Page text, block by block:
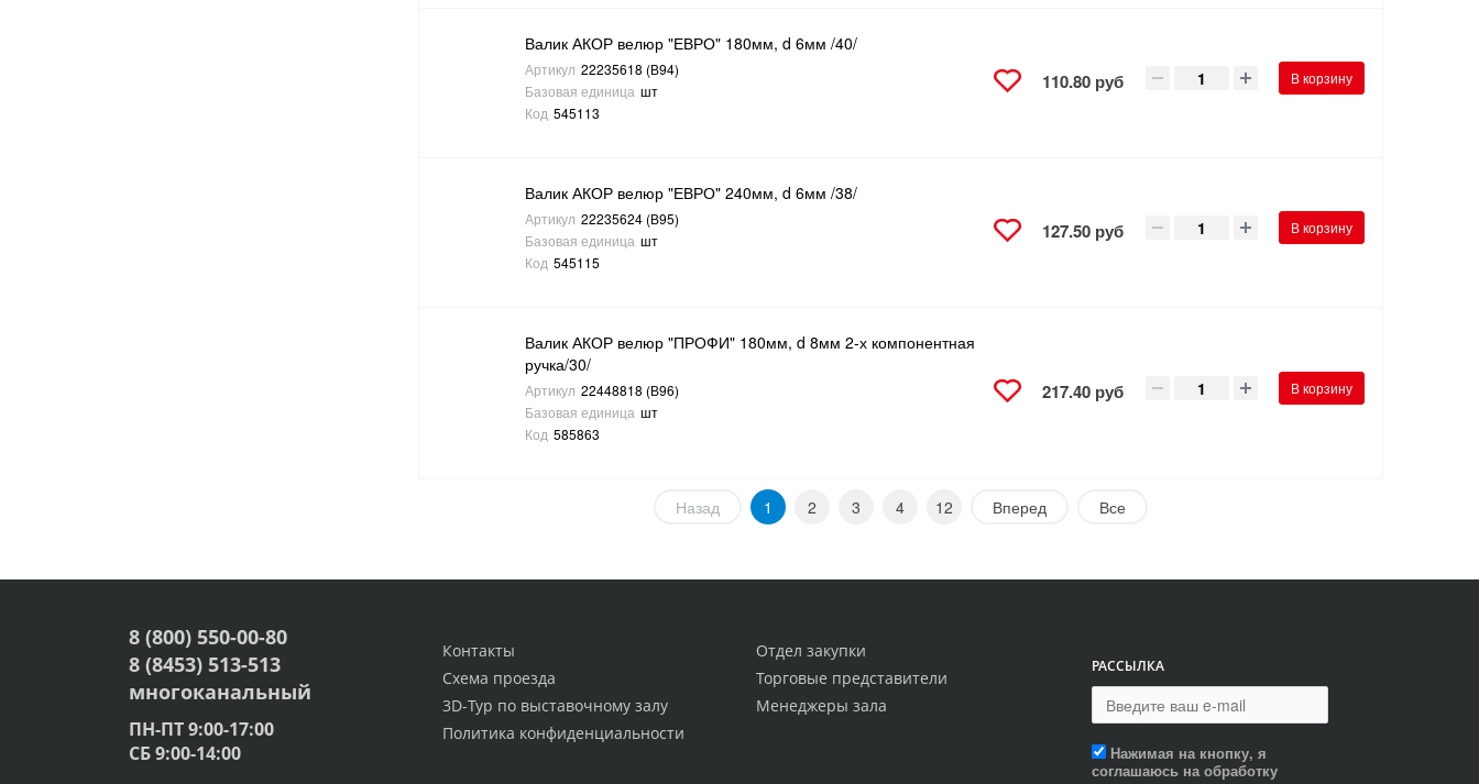
Валик АКОР велюр "ЕВРО" 180мм, d 6мм /40/
Артикул 22235618 (В94)
Базовая единица шт
Код 545113
110.80 руб В корзину
Валик АКОР велюр "ЕВРО" 240мм, d 6мм /38/
Артикул 22235624 (В95)
Базовая единица шт
Код 545115
127.50 руб В корзину
Валик АКОР велюр "ПРОФИ" 180мм, d 8мм 2-х компонентная
ручка/30/
Артикул 22448818 (В96)
Базовая единица шт
Код 585863
217.40 руб В корзину
Назад 1 2 3 4 12 Вперед Все
Отдел закупки
Торговые представители
Менеджеры зала
Контакты
Схема проезда
3D-Тур по выставочному залу
Политика конфиденциальности
РАССЫЛКА
Нажимая на кнопку, я
соглашаюсь на обработку
8 (800) 550-00-80
8 (8453) 513-513
многоканальный
ПН-ПТ 9:00-17:00
СБ 9:00-14:00